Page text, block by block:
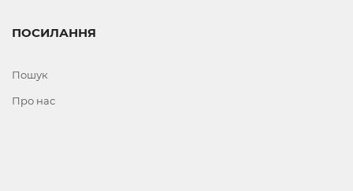
ПОСИЛАННЯ
Пошук
Про нас